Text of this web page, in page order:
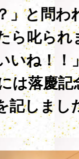
」と問
ら叱られ
いね！！
は落慶
記しまし